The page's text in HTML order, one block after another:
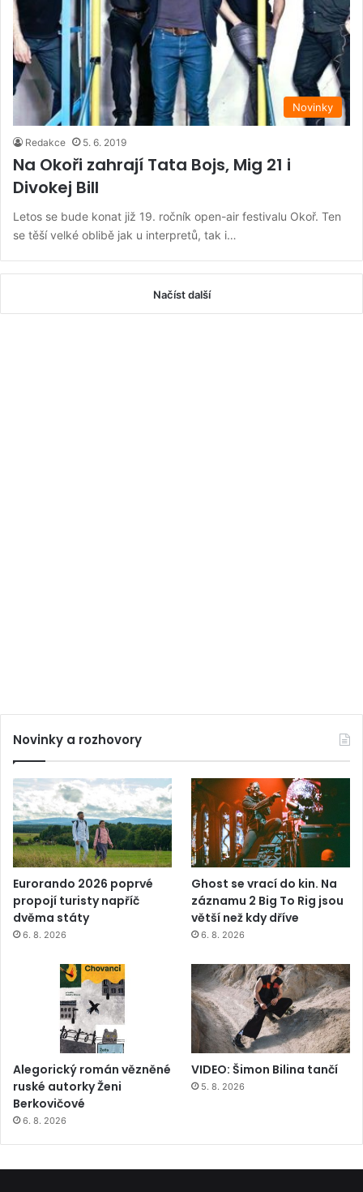
Novinky
Redakce 5. 6. 2019
Na Okoři zahrají Tata Bojs, Mig 21 i
Divokej Bill
Letos se bude konat již 19. ročník open-air festivalu Okoř. Ten
se těší velké oblibě jak u interpretů, tak i…
Načíst další
Novinky a rozhovory
Eurorando 2026 poprvé
propojí turisty napříč
dvěma státy
6. 8. 2026
Ghost se vrací do kin. Na
záznamu 2 Big To Rig jsou
větší než kdy dříve
6. 8. 2026
Alegorický román vězněné
ruské autorky Ženi
Berkovičové
6. 8. 2026
VIDEO: Šimon Bilina tančí
5. 8. 2026